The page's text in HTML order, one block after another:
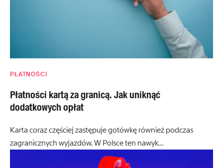
PŁATNOŚCI
Płatności kartą za granicą. Jak uniknąć
dodatkowych opłat
Karta coraz częściej zastępuje gotówkę również podczas
zagranicznych wyjazdów. W Polsce ten nawyk…